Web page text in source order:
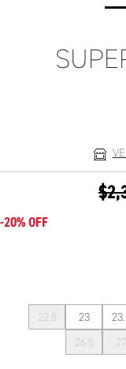
-20% OFF
22.5 23
26.5
27